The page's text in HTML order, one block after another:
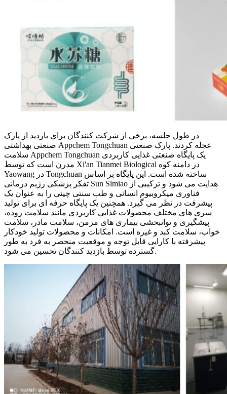
در طول جلسه، برخی از شرکت کنندگان برای بازدید از پارک
صنعتی بهداشتی Appchem Tongchuan عجله کردند. پارک صنعتی
سلامت Appchem Tongchuan یک پایگاه صنعتی غذایی کاربردی
مدرن است که توسط Xi'an Tianmei Biological در دامنه کوه
Yaowang در Tongchuan ساخته شده است. این پایگاه بر اساس
تفکر پزشکی رژیم درمانی Sun Simiao هدایت می شود و ترکیبی از
فناوری میکروبیوم انسانی و طب سنتی چینی را به عنوان یک
پیشرفت در نظر می گیرد. همچنین یک پایگاه حرفه ای برای تولید
سری های مختلف محصولات غذایی کاربردی مانند سلامت روده،
پیشگیری و توانبخشی بیماری های مزمن، سلامت مادر، سلامت
خواب، سلامت کبد و غیره است. امکانات و محصولات تولید خودکار
پیشرفته با کارایی قابل توجه و موقعیت منحصر به فرد به طور
گسترده توسط بازدید کنندگان تحسین می شود.